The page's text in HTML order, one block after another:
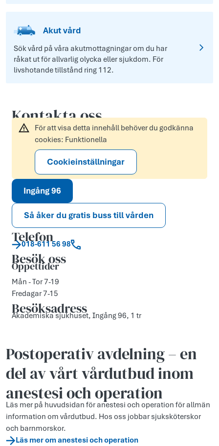
Akut vård
Sök vård på våra akutmottagningar om du har
råkat ut för allvarlig olycka eller sjukdom. För
livshotande tillstånd ring 112.
Kontakta oss
För att visa detta innehåll behöver du godkänna
cookies: Funktionella
Cookieinställningar
Ingång 96
Så åker du gratis buss till vården
Telefon
018-611 56 98
Besök oss
Öppettider
Mån - Tor 7-19
Fredagar 7-15
Besöksadress
Akademiska sjukhuset, Ingång 96, 1 tr
Postoperativ avdelning – en
del av vårt vårdutbud inom
anestesi och operation
Läs mer på huvudsidan för anestesi och operation för allmän
information om vårdutbud. Hos oss jobbar sjuksköterskor
och barnmorskor.
Läs mer om anestesi och operation